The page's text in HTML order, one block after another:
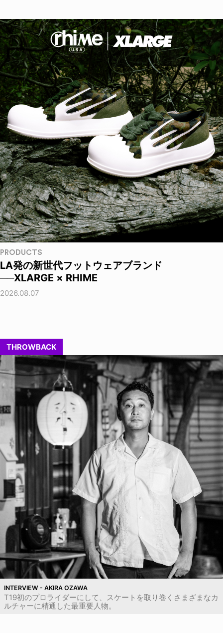
PRODUCTS
LA発の新世代フットウェアブランド
──XLARGE × RHIME
2026.08.07
THROWBACK
INTERVIEW - AKIRA OZAWA
T19初のプロライダーにして、スケートを取り巻くさまざまなカ
ルチャーに精通した最重要人物。